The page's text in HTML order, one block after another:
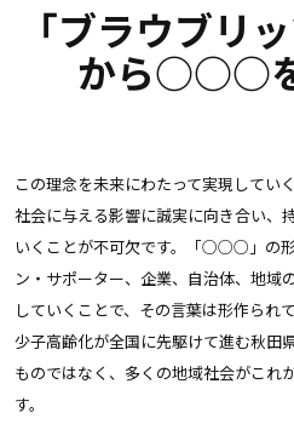
「ブラウブリ
から○○○
この理念を未来にわたって実現してい
社会に与える影響に誠実に向き合い、
いくことが不可欠です。「○○○」の
ン・サポーター、企業、自治体、地域
していくことで、その言葉は形作られ
少子高齢化が全国に先駆けて進む秋田
ものではなく、多くの地域社会がこれ
す。